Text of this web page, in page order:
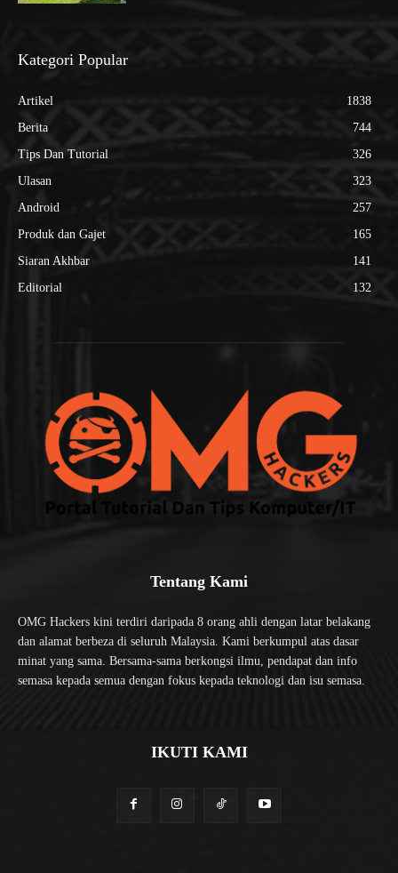
Kategori Popular
Artikel
1838
Berita
744
Tips Dan Tutorial
326
Ulasan
323
Android
257
Produk dan Gajet
165
Siaran Akhbar
141
Editorial
132
Tentang Kami
OMG Hackers kini terdiri daripada 8 orang ahli dengan latar belakang
dan alamat berbeza di seluruh Malaysia. Kami berkumpul atas dasar
minat yang sama. Bersama-sama berkongsi ilmu, pendapat dan info
semasa kepada semua dengan fokus kepada teknologi dan isu semasa.
IKUTI KAMI